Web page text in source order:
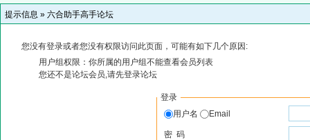
提示信息 » 六合助手高手论坛
您没有登录或者您没有权限访问此页面，可能有如下几个原因:
用户组权限：你所属的用户组不能查看会员列表
您还不是论坛会员,请先登录论坛
登录
用户名
Email
密 码